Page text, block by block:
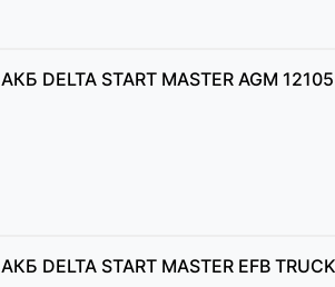
АКБ DELTA START MASTER AGM
АКБ DELTA START MASTER EFB